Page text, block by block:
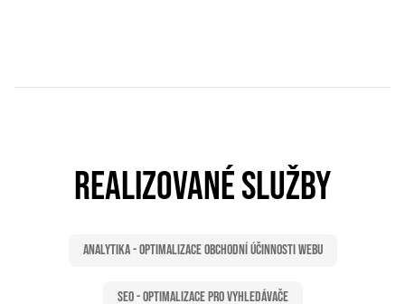
REALIZOVANÉ SLUŽBY
Analytika - Optimalizace obchodní účinnosti webu
SEO - Optimalizace pro vyhledávače